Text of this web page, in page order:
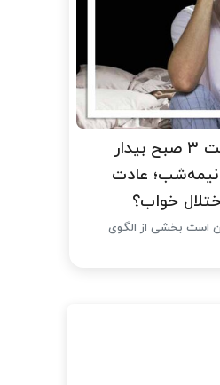
چرا بعضی شب‌ها ساعت ۳ صبح بیدار
عادت
خواب؟
۳ صبح ممکن است بخشی از الگوی